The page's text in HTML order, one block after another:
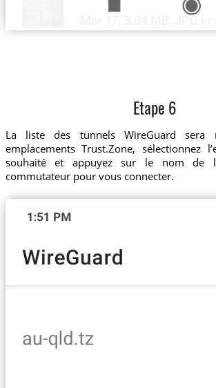
Etape 6
La liste des tunnels WireGuard sera
emplacements Trust.Zone, sélectionnez
souhaité et appuyez sur le nom de
commutateur pour vous connecter.